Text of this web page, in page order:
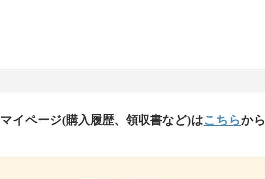
マイページ(購入履歴、領収書など)はこちらから